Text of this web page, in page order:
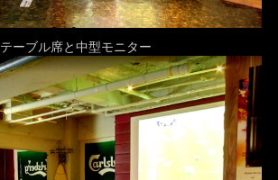
テーブル席と中型モニター